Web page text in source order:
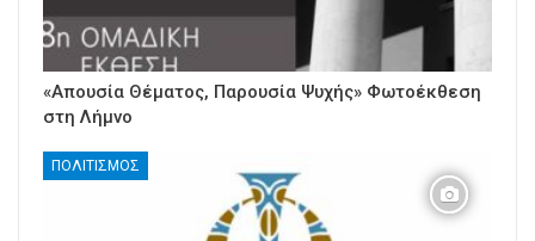
«Απουσία Θέματος, Παρουσία Ψυχής» Φωτοέκθεση
στη Λήμνο
ΠΟΛΙΤΙΣΜΌΣ